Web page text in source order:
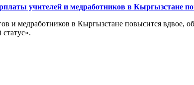
учителей и медработников в Кыргызстане
и медработников в Кыргызстане повысится